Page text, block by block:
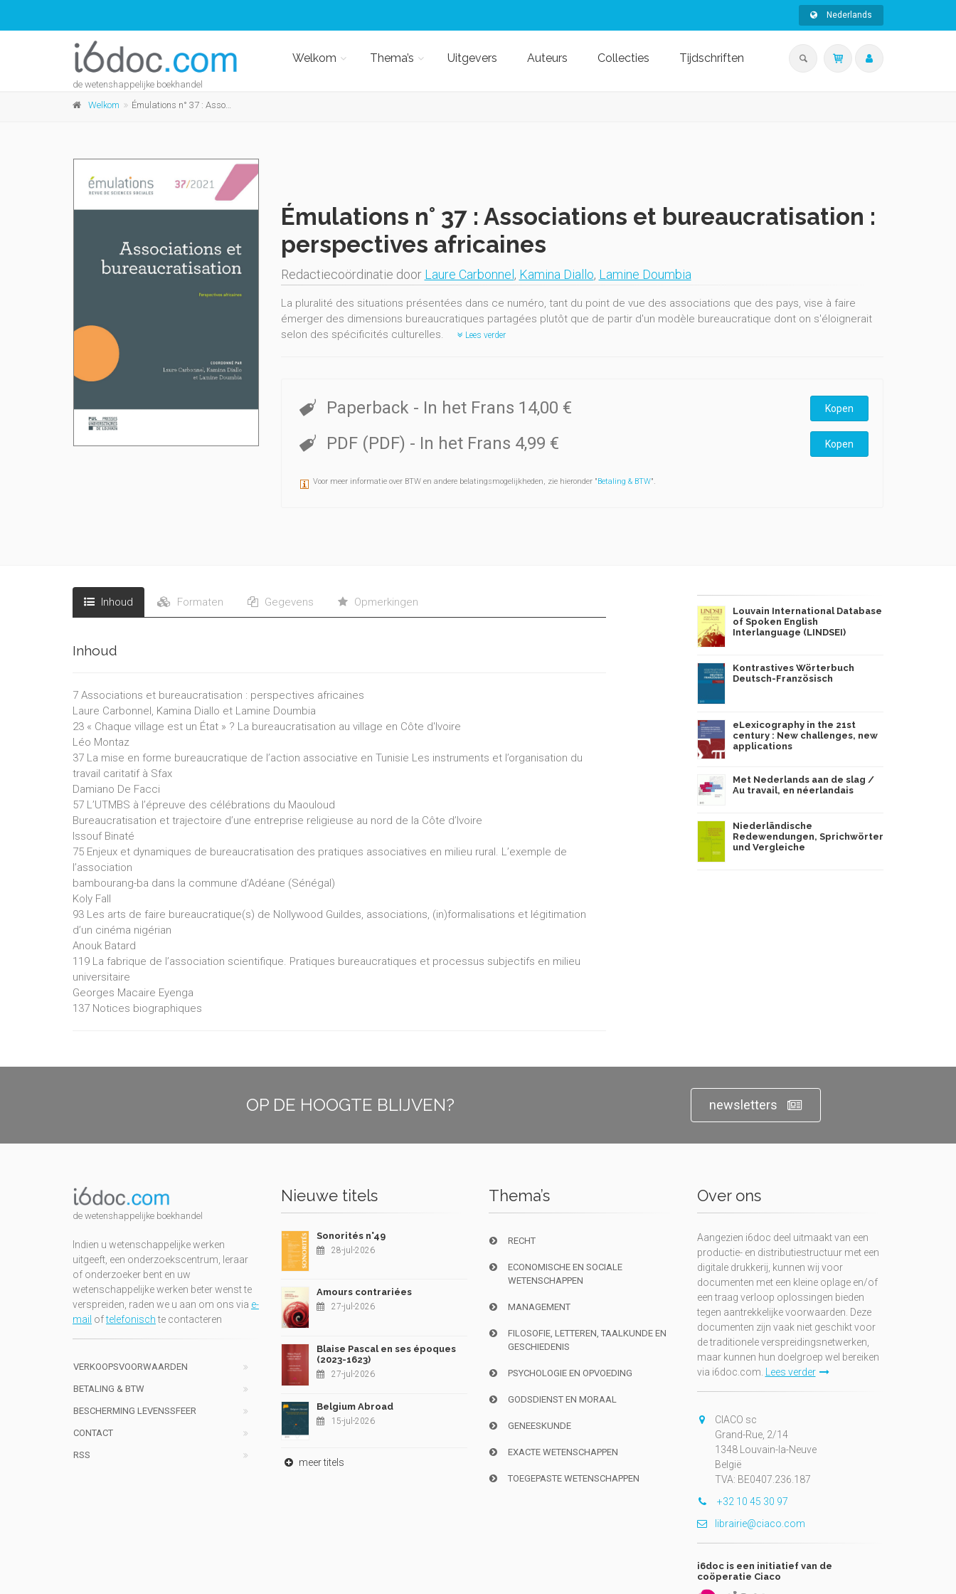
Nederlands
de wetenshappelijke boekhandel
Welkom Thema’s Uitgevers Auteurs Collecties Tijdschriften
Welkom Émulations n° 37 : Associations et bureaucratisation : perspectives africaines
Émulations n° 37 : Associations et bureaucratisation :
perspectives africaines
Redactiecoördinatie door Laure Carbonnel , Kamina Diallo, Lamine Doumbia
La pluralité des situations présentées dans ce numéro, tant du point de vue des associations que des pays, vise à faire
émerger des dimensions bureaucratiques partagées plutôt que de partir d'un modèle bureaucratique dont on s'éloignerait
selon des spécificités culturelles.
Lees verder
Paperback - In het Frans 14,00 € Kopen
PDF (PDF) - In het Frans 4,99 € Kopen
Voor meer informatie over BTW en andere belatingsmogelijkheden, zie hieronder "Betaling & BTW".
Inhoud Formaten Gegevens Opmerkingen
Inhoud
7 Associations et bureaucratisation : perspectives africaines
Laure Carbonnel, Kamina Diallo et Lamine Doumbia
23 « Chaque village est un État » ? La bureaucratisation au village en Côte d'Ivoire
Léo Montaz
37 La mise en forme bureaucratique de l’action associative en Tunisie Les instruments et l’organisation du
travail caritatif à Sfax
Damiano De Facci
57 L’UTMBS à l’épreuve des célébrations du Maouloud
Bureaucratisation et trajectoire d’une entreprise religieuse au nord de la Côte d’Ivoire
Issouf Binaté
75 Enjeux et dynamiques de bureaucratisation des pratiques associatives en milieu rural. L’exemple de
l’association
bambourang-ba dans la commune d’Adéane (Sénégal)
Koly Fall
93 Les arts de faire bureaucratique(s) de Nollywood Guildes, associations, (in)formalisations et légitimation
d’un cinéma nigérian
Anouk Batard
119 La fabrique de l’association scientifique. Pratiques bureaucratiques et processus subjectifs en milieu
universitaire
Georges Macaire Eyenga
137 Notices biographiques
Louvain International Database
of Spoken English
Interlanguage (LINDSEI)
Kontrastives Wörterbuch
Deutsch-Französisch
eLexicography in the 21st
century : New challenges, new
applications
Met Nederlands aan de slag /
Au travail, en néerlandais
Niederländische
Redewendungen, Sprichwörter
und Vergleiche
OP DE HOOGTE BLIJVEN? newsletters
de wetenshappelijke boekhandel
Indien u wetenschappelijke werken
uitgeeft, een onderzoekscentrum, leraar
of onderzoeker bent en uw
wetenschappelijke werken beter wenst te
verspreiden, raden we u aan om ons via e-
mail oftelefonischte contacteren
VERKOOPSVOORWAARDEN
BETALING & BTW
BESCHERMING LEVENSSFEER
CONTACT
RSS
Nieuwe titels
Sonorités n°49
28-jul-2026
Amours contrariées
27-jul-2026
Blaise Pascal en ses époques
(2023-1623)
27-jul-2026
Belgium Abroad
15-jul-2026
meer titels
Thema’s
RECHT
ECONOMISCHE EN SOCIALE
WETENSCHAPPEN
MANAGEMENT
FILOSOFIE, LETTEREN, TAALKUNDE EN
GESCHIEDENIS
PSYCHOLOGIE EN OPVOEDING
GODSDIENST EN MORAAL
GENEESKUNDE
EXACTE WETENSCHAPPEN
TOEGEPASTE WETENSCHAPPEN
Over ons
Aangezien i6doc deel uitmaakt van een
productie- en distributiestructuur met een
digitale drukkerij, kunnen wij voor
documenten met een kleine oplage en/of
een traag verloop oplossingen bieden
tegen aantrekkelijke voorwaarden. Deze
documenten zijn vaak niet geschikt voor
de traditionele verspreidingsnetwerken,
maar kunnen hun doelgroep wel bereiken
via i6doc.com.
Lees verder
CIACO sc
Grand-Rue, 2/14
1348 Louvain-la-Neuve
België
TVA: BE0407.236.187
+32 10 45 30 97
librairie@ciaco.com
i6doc is een initiatief van de
coöperatie Ciaco